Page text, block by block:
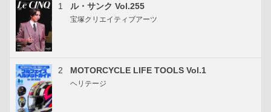
1 ル・サンク Vol.255
宝塚クリエイティブアーツ
2 MOTORCYCLE LIFE TOOLS Vol.1
ヘリテージ